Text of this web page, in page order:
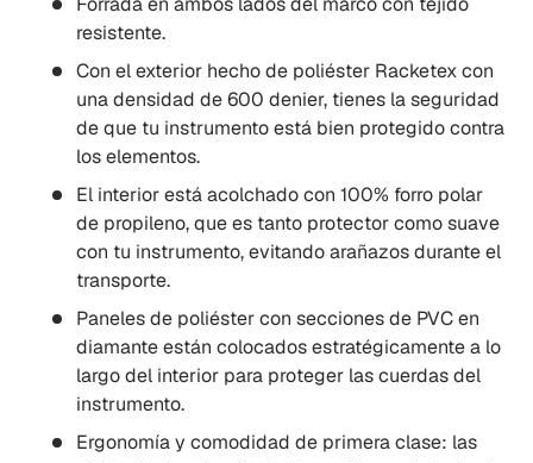
resistente.
Con el exterior hecho de poliéster Racketex con
una densidad de 600 denier, tienes la seguridad
de que tu instrumento está bien protegido contra
los elementos.
El interior está acolchado con 100% forro polar
de propileno, que es tanto protector como suave
con tu instrumento, evitando arañazos durante el
transporte.
Paneles de poliéster con secciones de PVC en
diamante están colocados estratégicamente a lo
largo del interior para proteger las cuerdas del
instrumento.
Ergonomía y comodidad de primera clase: las